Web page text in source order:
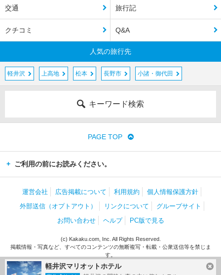
軽井沢マリオットホテル
交通 旅行記
クチコミ Q&A
人気の旅行先
軽井沢 上高地 松本 長野市 小諸・御代田
キーワード検索
PAGE TOP
ご利用の前にお読みください。
運営会社 広告掲載について 利用規約
個人情報保護方針
外部送信（オプトアウト）
リンクについて
グループサイト
お問い合わせ
ヘルプ PC版で見る
(c) Kakaku.com, Inc. All Rights Reserved.
掲載情報・写真など、すべてのコンテンツの無断複写・転載・公衆送信等を禁じま
す。